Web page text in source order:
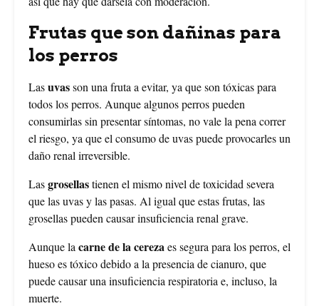
Frutas que son dañinas para
los perros
Lasuvasson una fruta a evitar, ya que son tóxicas para
todos los perros. Aunque algunos perros pueden
consumirlas sin presentar síntomas, no vale la pena correr
el riesgo, ya que el consumo de uvas puede provocarles un
daño renal irreversible.
Lasgrosellastienen el mismo nivel de toxicidad severa
que las uvas y las pasas. Al igual que estas frutas, las
grosellas pueden causar insuficiencia renal grave.
Aunque la carne de la cereza es segura para los perros, el
hueso es tóxico debido a la presencia de cianuro, que
puede causar una insuficiencia respiratoria e, incluso, la
muerte.